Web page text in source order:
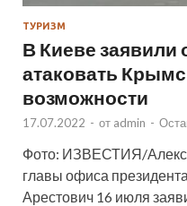
ТУРИЗМ
В Киеве заявили
атаковать
возможности
17.07.2022 - от admin -
Фото: ИЗВЕСТИЯ/
главы офиса
Арестович 16 июля